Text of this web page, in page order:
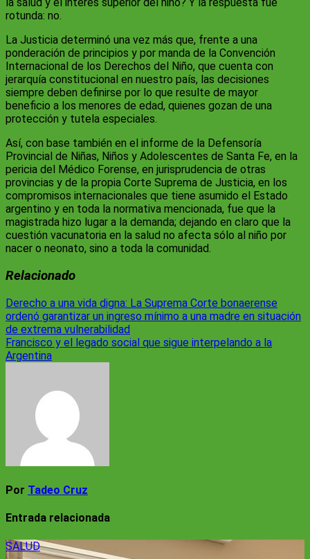
la salud y el interés superior del niño? Y la respuesta fue
rotunda: no.
La Justicia determinó una vez más que, frente a una
ponderación de principios y por manda de la Convención
Internacional de los Derechos del Niño, que cuenta con
jerarquía constitucional en nuestro país, las decisiones
siempre deben definirse por lo que resulte de mayor
beneficio a los menores de edad, quienes gozan de una
protección y tutela especiales.
Así, con base también en el informe de la Defensoría
Provincial de Niñas, Niños y Adolescentes de Santa Fe, en la
pericia del Médico Forense, en jurisprudencia de otras
provincias y de la propia Corte Suprema de Justicia, en los
compromisos internacionales que tiene asumido el Estado
argentino y en toda la normativa mencionada, fue que la
magistrada hizo lugar a la demanda; dejando en claro que la
cuestión vacunatoria en la salud no afecta sólo al niño por
nacer o neonato, sino a toda la comunidad.
Relacionado
Navegación
de
entradas
Derecho a una vida digna: La Suprema Corte bonaerense
ordenó garantizar un ingreso mínimo a una madre en situación
de extrema vulnerabilidad
Francisco y el legado social que sigue interpelando a la
Argentina
Por Tadeo Cruz
Entrada relacionada
SALUD